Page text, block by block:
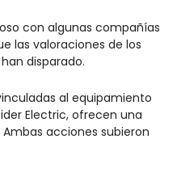
con algunas compañías
las valoraciones de los
disparado.
al equipamiento
Electric, ofrecen una
acciones subieron